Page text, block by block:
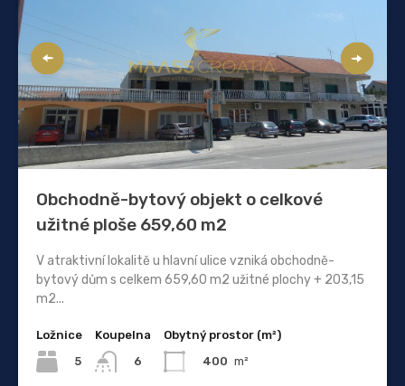
Obchodně-bytový objekt o celkové
užitné ploše 659,60 m2
V atraktivní lokalitě u hlavní ulice vzniká obchodně-
bytový dům s celkem 659,60 m2 užitné plochy + 203,15
m2...
Ložnice
5
Koupelna
6
Obytný prostor (m²)
400 m²